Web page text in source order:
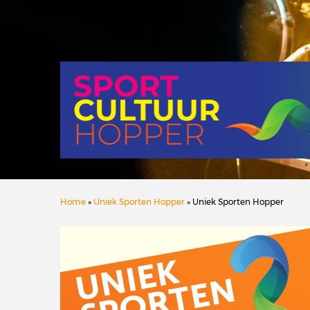
Home » Uniek Sporten Hopper » Uniek Sporten Hopper